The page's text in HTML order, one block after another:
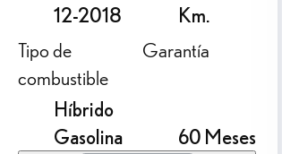
12-2018
Km.
Tipo de
combustible
Híbrido
Gasolina
Garantía
60 Meses